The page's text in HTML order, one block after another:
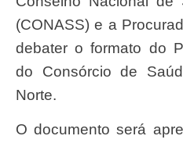
(CONASS) e a
debater o formato do
do Consórcio de
Norte.
O documento será apresentado às instâncias